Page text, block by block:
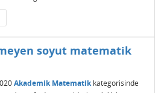
soyut matematik
Akademik Matematikkategorisinde